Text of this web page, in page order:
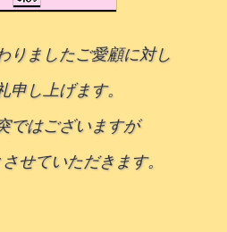
りましたご愛顧に対し
申し上げます。
ではございますが
せていただきます。